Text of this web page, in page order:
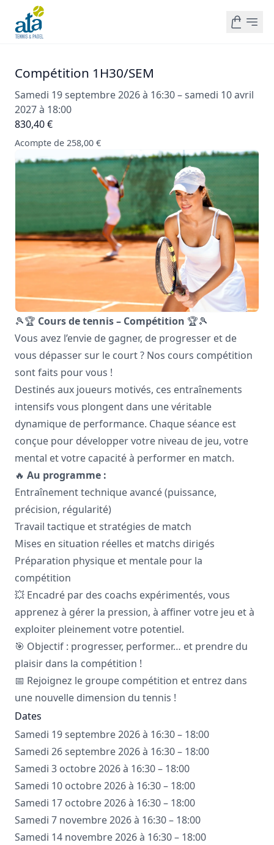
Compétition 1H30/SEM
Samedi 19 septembre 2026 à 16:30 – samedi 10 avril
2027 à 18:00
830,40 €
Acompte de 258,00 €
🎾🏆 Cours de tennis – Compétition 🏆🎾
Vous avez l’envie de gagner, de progresser et de
vous dépasser sur le court ? Nos cours compétition
sont faits pour vous !
Destinés aux joueurs motivés, ces entraînements
intensifs vous plongent dans une véritable
dynamique de performance. Chaque séance est
conçue pour développer votre niveau de jeu, votre
mental et votre capacité à performer en match.
🔥 Au programme :
Entraînement technique avancé (puissance,
précision, régularité)
Travail tactique et stratégies de match
Mises en situation réelles et matchs dirigés
Préparation physique et mentale pour la
compétition
💥 Encadré par des coachs expérimentés, vous
apprenez à gérer la pression, à affiner votre jeu et à
exploiter pleinement votre potentiel.
🎯 Objectif : progresser, performer… et prendre du
plaisir dans la compétition !
📅 Rejoignez le groupe compétition et entrez dans
une nouvelle dimension du tennis !
Dates
Samedi 19 septembre 2026 à 16:30 – 18:00
Samedi 26 septembre 2026 à 16:30 – 18:00
Samedi 3 octobre 2026 à 16:30 – 18:00
Samedi 10 octobre 2026 à 16:30 – 18:00
Samedi 17 octobre 2026 à 16:30 – 18:00
Samedi 7 novembre 2026 à 16:30 – 18:00
Samedi 14 novembre 2026 à 16:30 – 18:00